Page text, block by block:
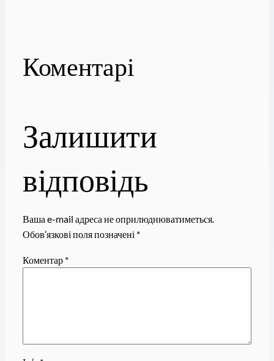
Коментарі
Залишити
відповідь
Ваша e-mail адреса не оприлюднюватиметься.
Обов’язкові поля позначені *
Коментар *